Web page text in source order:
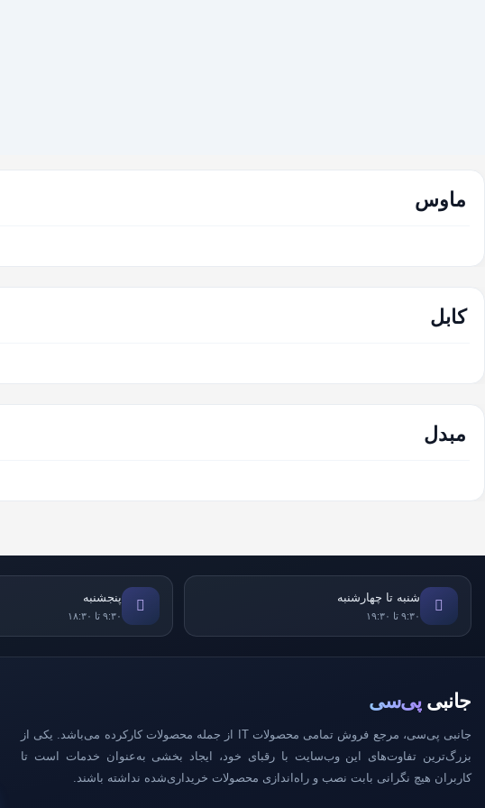
ماوس
کابل
مبدل
شنبه تا چهارشنبه
۹:۳۰ تا ۱۹:۳۰
پنجشنبه
۹:۳۰ تا ۱۸:۳۰
جانبی پی‌سی
جانبی پی‌سی، مرجع فروش تمامی محصولات IT از جمله محصولات کارکرده می‌باشد. یکی از
بزرگ‌ترین تفاوت‌های این وب‌سایت با رقبای خود، ایجاد بخشی به‌عنوان خدمات است تا
کاربران هیچ نگرانی بابت نصب و راه‌اندازی محصولات خریداری‌شده نداشته باشند.